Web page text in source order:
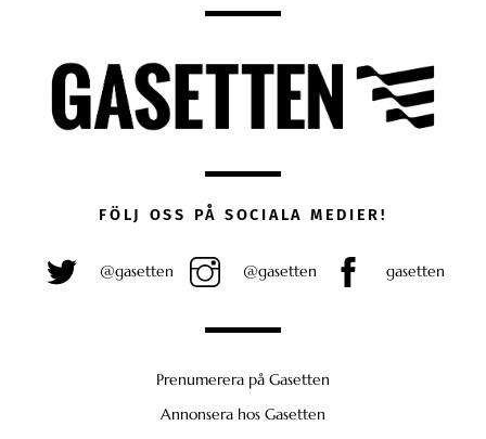
FÖLJ OSS PÅ SOCIALA MEDIER!
@gasetten @gasetten gasetten
Prenumerera på Gasetten
Annonsera hos Gasetten